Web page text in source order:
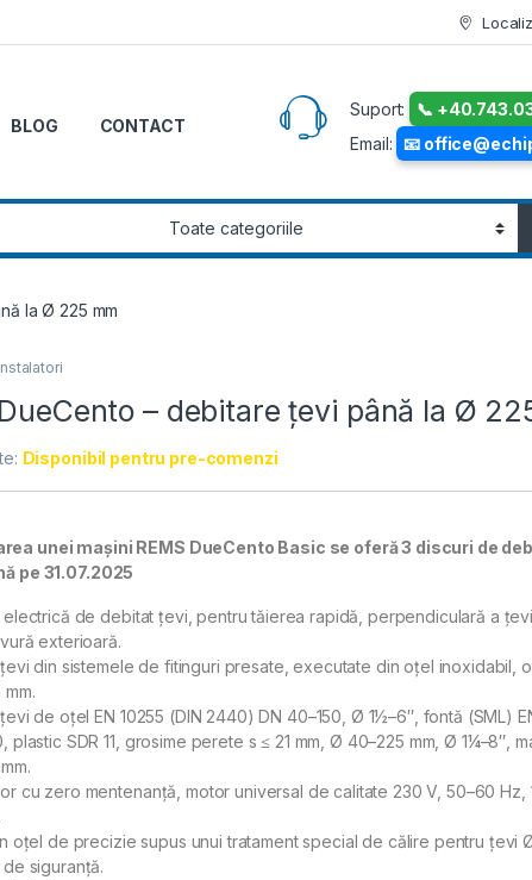
BLOG CONTACT
Suport:
📞
Email:
📧
la Ø 225 mm
– debitare ţevi până la Ø
Disponibil pentru pre-comenzi
unei maşini REMS DueCento Basic se oferă 3 discuri de
pe 31.07.2025
electrică de debitat ţevi, pentru tăierea rapidă, perpendiculară a
exterioară.
din sistemele de fitinguri presate, executate din oțel inoxidabil,
de oţel EN 10255 (DIN 2440) DN 40–150, Ø 1½–6″, fontă (SML)
plastic SDR 11, grosime perete s ≤ 21 mm, Ø 40–225 mm, Ø 1¼–8″,
cu zero mentenanţă, motor universal de calitate 230 V, 50–60 Hz,
oţel de precizie supus unui tratament special de călire pentru ţevi
siguranţă.